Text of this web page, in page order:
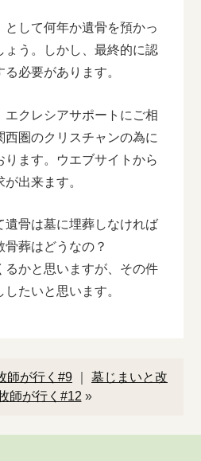
して何年か遺骨を預かっ
ょう。しかし、最終的に認
必要があります。
エクレシアサポートにご相
圏のクリスチャンの為に
ます。ウエブサイトから
出来ます。
遺骨は墓に埋葬しなければ
葬はどうなの？
るかと思いますが、その件
たいと思います。
師が行く#9
墓じまいと改
師が行く#12 »